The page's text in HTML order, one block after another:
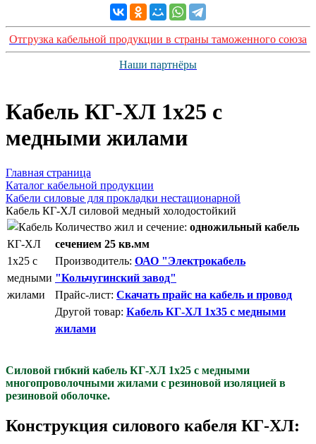
Отгрузка кабельной продукции в страны таможенного союза
Наши партнёры
Кабель КГ-ХЛ 1x25 с
медными жилами
Главная страница
Каталог кабельной продукции
Кабели силовые для прокладки нестационарной
Кабель КГ-ХЛ силовой медный холодостойкий
Количество жил и сечение: одножильный кабель
сечением 25 кв.мм
Производитель: ОАО "Электрокабель
"Кольчугинский завод"
Прайс-лист: Скачать прайс на кабель и провод
Другой товар: Кабель КГ-ХЛ 1x35 с медными
жилами
Силовой гибкий кабель КГ-ХЛ 1x25 с медными
многопроволочными жилами с резиновой изоляцией в
резиновой оболочке.
Конструкция силового кабеля КГ-ХЛ: